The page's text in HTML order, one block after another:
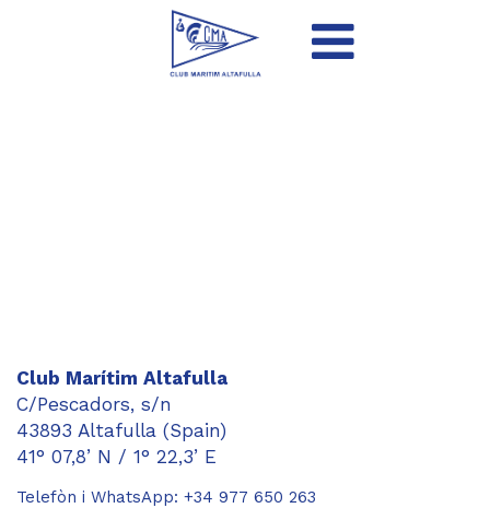
Club Marítim Altafulla
C/Pescadors, s/n
43893 Altafulla (Spain)
41° 07,8’ N / 1° 22,3’ E
Telefòn i WhatsApp: +34 977 650 263